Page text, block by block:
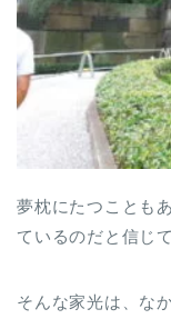
夢枕にたつことも
ているのだと信じ
そんな家光は、な